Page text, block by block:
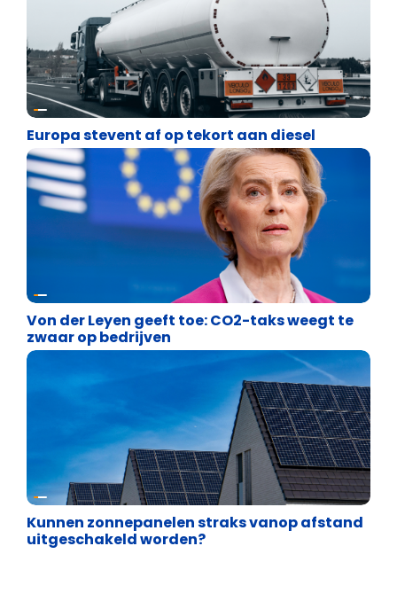
Energie en transport
Europa stevent af op tekort aan diesel
Energie en transport
Von der Leyen geeft toe: CO2-taks weegt te
zwaar op bedrijven
Energie en transport
Kunnen zonnepanelen straks vanop afstand
uitgeschakeld worden?